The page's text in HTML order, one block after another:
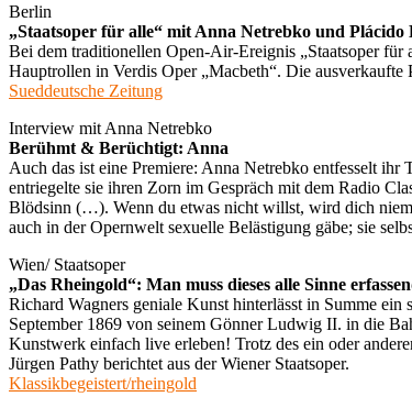
Berlin
„Staatsoper für alle“ mit Anna Netrebko und Plácido
Bei dem traditionellen Open-Air-Ereignis „Staatsoper
Hauptrollen in Verdis Oper „Macbeth“. Die
Sueddeutsche Zeitung
Interview mit Anna Netrebko
Berühmt & Berüchtigt: Anna
Auch das ist eine Premiere: Anna Netrebko entfesselt
entriegelte sie ihren Zorn im Gespräch mit dem Radio
Blödsinn (…). Wenn du etwas nicht willst, wird dich
auch in der Opernwelt sexuelle Belästigung gäbe; sie
Wien/ Staatsoper
„Das Rheingold“: Man muss dieses alle Sinne
Richard Wagners geniale Kunst hinterlässt in Summe
September 1869 von seinem Gönner Ludwig II. in die
Kunstwerk einfach live erleben! Trotz des ein oder
Jürgen Pathy berichtet aus der Wiener Staatsoper.
Klassikbegeistert/rheingold